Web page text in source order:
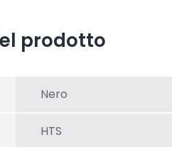
prodotto
Nero
HTS